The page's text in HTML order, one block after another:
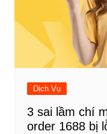
Dịch Vụ
3 sai lầm chí
order 1688 bị